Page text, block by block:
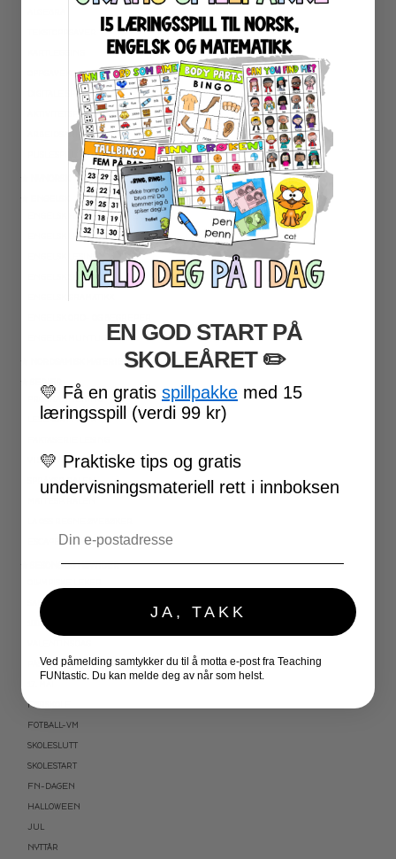
OPPGAVEKORT
DIGITALE SPILL
AKTIVITETSPAKKER
ARBEIDSARK
ENGELSK HØYFREKVENTE ORD
ENGELSK LESEFORSTÅELSE
ENGELSK LESING
ENGELSK SKRIVING
★ NORDSAMISK MATERIELL
PROGRAMMERING
LESEKORT FAKTA
VI SKRIVER
SPRÅKSPIRALEN
ESCAPE ROOM
★ SESONG OG HØYTIDER
SAMEFOLKET
100 SKOLEDAGER
PÅSKE
FØRSKOLE
FOTBALL-VM
SKOLESLUTT
SKOLESTART
FN-DAGEN
HALLOWEEN
JUL
NYTTÅR
EN GOD START PÅ
SKOLEÅRET​ ✏️
💛 Få en gratis spillpakke med 15
læringsspill (verdi 99 kr)
💛 Praktiske tips og gratis
undervisningsmateriell rett i innboksen
JA, TAKK
Ved påmelding samtykker du til å motta e-post fra Teaching
FUNtastic. Du kan melde deg av når som helst.